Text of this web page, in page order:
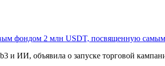
фондом 2 млн USDT, посвященную
и ИИ, объявила о запуске торговой